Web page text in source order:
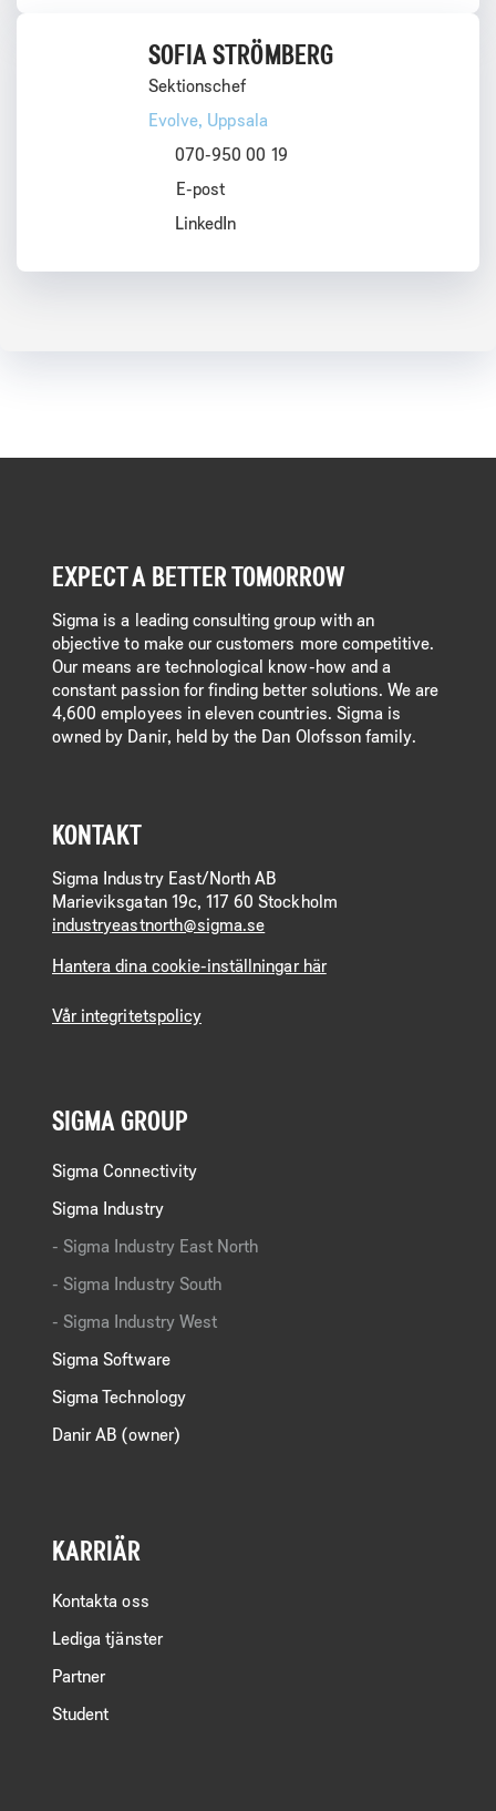
SOFIA STRÖMBERG
Sektionschef
Evolve, Uppsala
070-950 00 19
LinkedIn
EXPECT A BETTER TOMORROW
Sigma is a leading consulting group with an
objective to make our customers more competitive.
Our means are technological know-how and a
constant passion for finding better solutions. We are
4,600 employees in eleven countries. Sigma is
owned by Danir, held by the Dan Olofsson family.
KONTAKT
Sigma Industry East/North AB
Marieviksgatan 19c, 117 60 Stockholm
industryeastnorth@sigma.se
Hantera dina cookie-inställningar här
Vår integritetspolicy
SIGMA GROUP
Sigma Connectivity
Sigma Industry
Sigma Industry East North
Sigma Industry South
Sigma Industry West
Sigma Software
Sigma Technology
Danir AB (owner)
KARRIÄR
Kontakta oss
Lediga tjänster
Partner
Student